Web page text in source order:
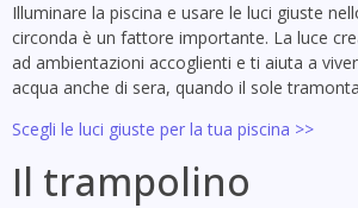
Illuminare la piscina e usare le luci giuste
circonda è un fattore importante. La luce
ad ambientazioni accoglienti e ti aiuta a
acqua anche di sera, quando il sole
Scegli le luci giuste per la tua piscina >>
Il trampolino